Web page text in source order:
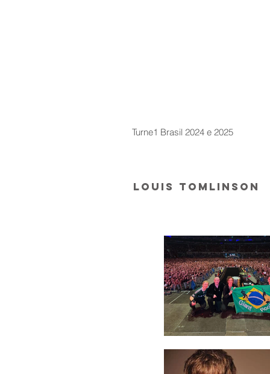
Turne1 Brasil 2024 e 2025
LOUIS TOMLINSON